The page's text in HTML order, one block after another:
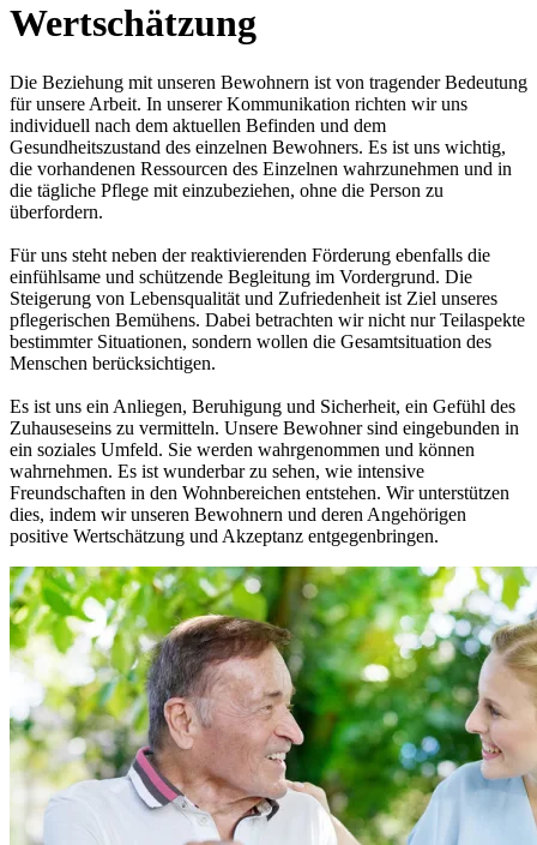
Wertschätzung
Die Beziehung mit unseren Bewohnern ist von tragender Bedeutung
für unsere Arbeit. In unserer Kommunikation richten wir uns
individuell nach dem aktuellen Befinden und dem
Gesundheitszustand des einzelnen Bewohners. Es ist uns wichtig,
die vorhandenen Ressourcen des Einzelnen wahrzunehmen und in
die tägliche Pflege mit einzubeziehen, ohne die Person zu
überfordern.
Für uns steht neben der reaktivierenden Förderung ebenfalls die
einfühlsame und schützende Begleitung im Vordergrund. Die
Steigerung von Lebensqualität und Zufriedenheit ist Ziel unseres
pflegerischen Bemühens. Dabei betrachten wir nicht nur Teilaspekte
bestimmter Situationen, sondern wollen die Gesamtsituation des
Menschen berücksichtigen.
Es ist uns ein Anliegen, Beruhigung und Sicherheit, ein Gefühl des
Zuhauseseins zu vermitteln. Unsere Bewohner sind eingebunden in
ein soziales Umfeld. Sie werden wahrgenommen und können
wahrnehmen. Es ist wunderbar zu sehen, wie intensive
Freundschaften in den Wohnbereichen entstehen. Wir unterstützen
dies, indem wir unseren Bewohnern und deren Angehörigen
positive Wertschätzung und Akzeptanz entgegenbringen.